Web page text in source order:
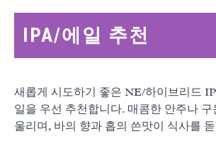
IPA/에일 추천
새롭게 시도하기 좋은 NE/하이브리드
일을 우선 추천합니다. 매콤한 안주나 구
울리며, 바의 향과 홉의 쓴맛이 식사를